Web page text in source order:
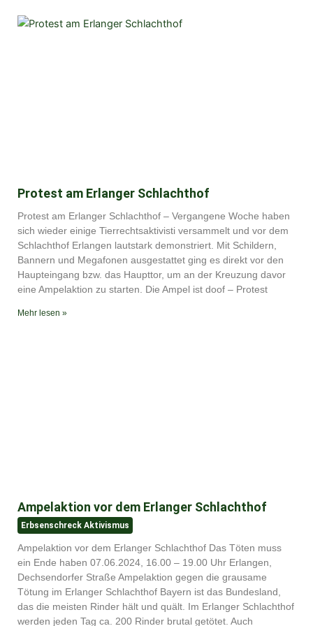
Protest am Erlanger Schlachthof
Protest am Erlanger Schlachthof – Vergangene Woche haben
sich wieder einige Tierrechtsaktivisti versammelt und vor dem
Schlachthof Erlangen lautstark demonstriert. Mit Schildern,
Bannern und Megafonen ausgestattet ging es direkt vor den
Haupteingang bzw. das Haupttor, um an der Kreuzung davor
eine Ampelaktion zu starten. Die Ampel ist doof – Protest
Mehr lesen »
Ampelaktion vor dem Erlanger Schlachthof
Erbsenschreck Aktivismus
Ampelaktion vor dem Erlanger Schlachthof Das Töten muss
ein Ende haben 07.06.2024, 16.00 – 19.00 Uhr Erlangen,
Dechsendorfer Straße Ampelaktion gegen die grausame
Tötung im Erlanger Schlachthof Bayern ist das Bundesland,
das die meisten Rinder hält und quält. Im Erlanger Schlachthof
werden jeden Tag ca. 200 Rinder brutal getötet. Auch